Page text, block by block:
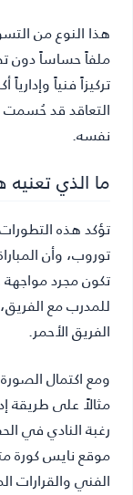
هذا النوع من
ملفاً حساساً دون
تركيزاً فنياً
التعاقد قد
نفسه.
ما الذي تعنيه
تؤكد هذه
توروب، وأن
تكون مجرد مواجهة
للمدرب مع
الفريق الأحمر.
ومع اكتمال
مثالاً على طريقة
رغبة النادي في
موقع نايس كورة
الفني والقرارات